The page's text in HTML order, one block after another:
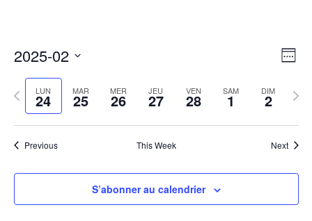
de
Week
2025-02
date.
LUN
24 MAR
25 MER
26 JEU
27 VEN
28 SAM
1 DIM
2
Previous
Next
Previous This Week Next
S’abonner au calendrier